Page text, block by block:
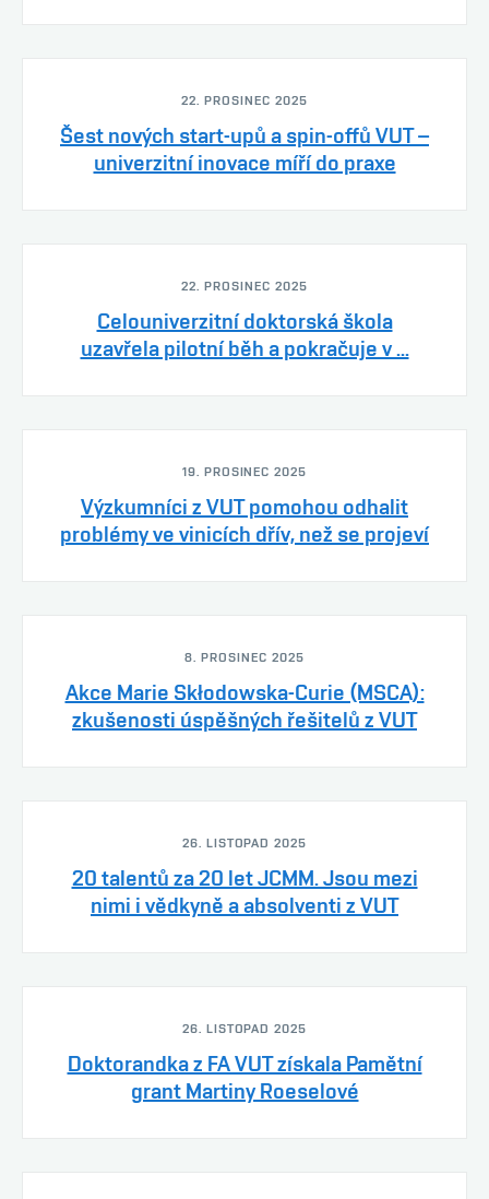
22. PROSINEC 2025
Šest nových start-upů a spin-offů VUT –
univerzitní inovace míří do praxe
22. PROSINEC 2025
Celouniverzitní doktorská škola
uzavřela pilotní běh a pokračuje v ...
19. PROSINEC 2025
Výzkumníci z VUT pomohou odhalit
problémy ve vinicích dřív, než se projeví
8. PROSINEC 2025
Akce Marie Skłodowska-Curie (MSCA):
zkušenosti úspěšných řešitelů z VUT
26. LISTOPAD 2025
20 talentů za 20 let JCMM. Jsou mezi
nimi i vědkyně a absolventi z VUT
26. LISTOPAD 2025
Doktorandka z FA VUT získala Pamětní
grant Martiny Roeselové